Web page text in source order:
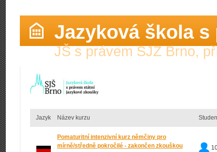
Jazyková škola
JŠ s právem SJZ Brno,
Jazyk Název kurzu
Pomaturitní intenzivní kurz němčiny pro
mírně/středně pokročilé - zakončen zkouškou